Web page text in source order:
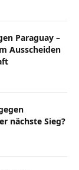
Paraguay –
Ausscheiden
nächste Sieg?